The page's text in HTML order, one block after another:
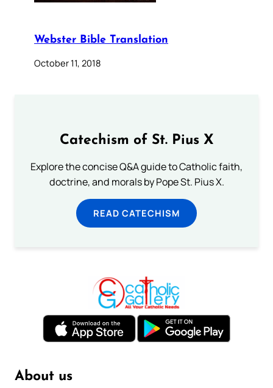
Webster Bible Translation
October 11, 2018
Catechism of St. Pius X
Explore the concise Q&A guide to Catholic faith,
doctrine, and morals by Pope St. Pius X.
READ CATECHISM
About us